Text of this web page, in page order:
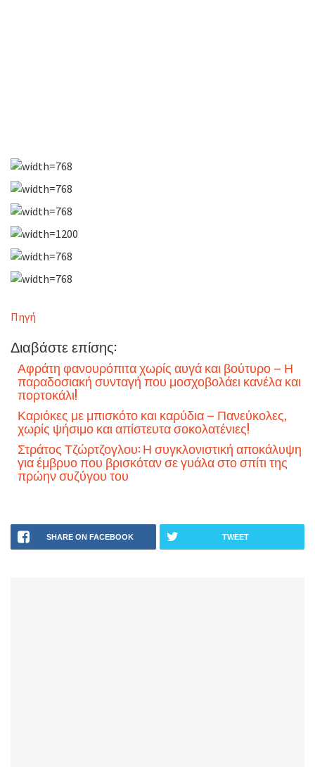
Πηγή
Διαβάστε επίσης:
Αφράτη φανουρόπιτα χωρίς αυγά και βούτυρο – Η
παραδοσιακή συνταγή που μοσχοβολάει κανέλα και
πορτοκάλι!
Καριόκες με μπισκότο και καρύδια – Πανεύκολες,
χωρίς ψήσιμο και απίστευτα σοκολατένιες!
Στράτος Τζώρτζογλου: Η συγκλονιστική αποκάλυψη
για έμβρυο που βρισκόταν σε γυάλα στο σπίτι της
πρώην συζύγου του
SHARE ON FACEBOOK TWEET